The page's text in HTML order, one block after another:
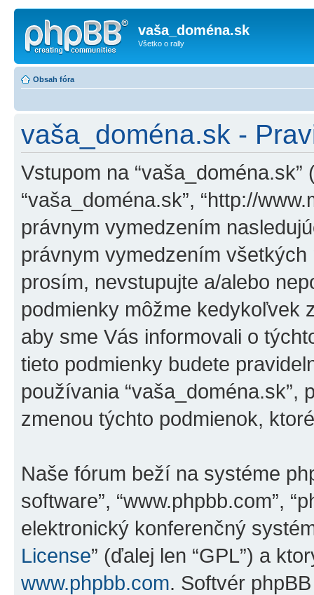
vaša_doména.sk
Všetko o rally
Obsah fóra
vaša_doména.sk -
Vstupom na “vaša_doména.sk”
“vaša_doména.sk”, “http://
právnym vymedzením
právnym vymedzením
prosím, nevstupujte a/alebo
podmienky môžme kedykoľvek
aby sme Vás informovali o
tieto podmienky budete
používania
zmenou týchto podmienok,
Naše fórum beží na systéme
software”, “www.phpbb.com”,
elektronický konferenčný
License” (ďalej len “GPL”) a
www.phpbb.com. Softvér